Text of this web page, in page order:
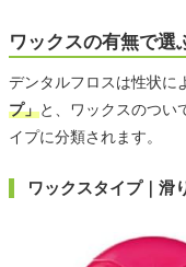
ワックスの有無で選
デンタルフロスは性状に
プ」と、ワックスのつい
イプに分類されます。
ワックスタイプ｜滑